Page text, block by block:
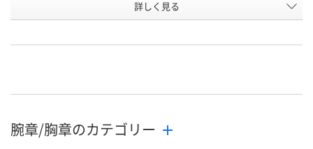
U623618 U623621
カゴへ
詳しく見る
腕章/胸章のカテゴリー